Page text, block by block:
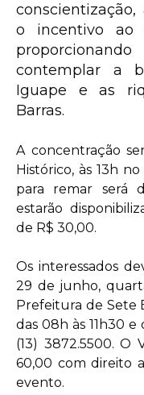
o incentivo ao
contemplar a
Iguape e as
Barras.
A concentração
Histórico, às 13h
para remar será
estarão
de R$ 30,00.
Os interessados
29 de junho,
Prefeitura de Sete
das 08h às 11h30
(13) 3872.5500.
60,00 com direito
evento.